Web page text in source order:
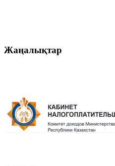
Жаңалықтар